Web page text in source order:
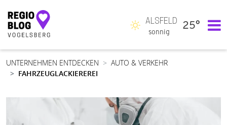
Hauptnavigation
ALSFELD
sonnig
25°
UNTERNEHMEN ENTDECKEN
AUTO & VERKEHR
FAHRZEUGLACKIEREREI